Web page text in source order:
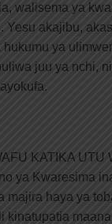
walisema ya
Yesu akajibu,
ya
juu ya nchi,
KATIKA UTU
ya Kwaresima
majira haya ya
kinatupatia